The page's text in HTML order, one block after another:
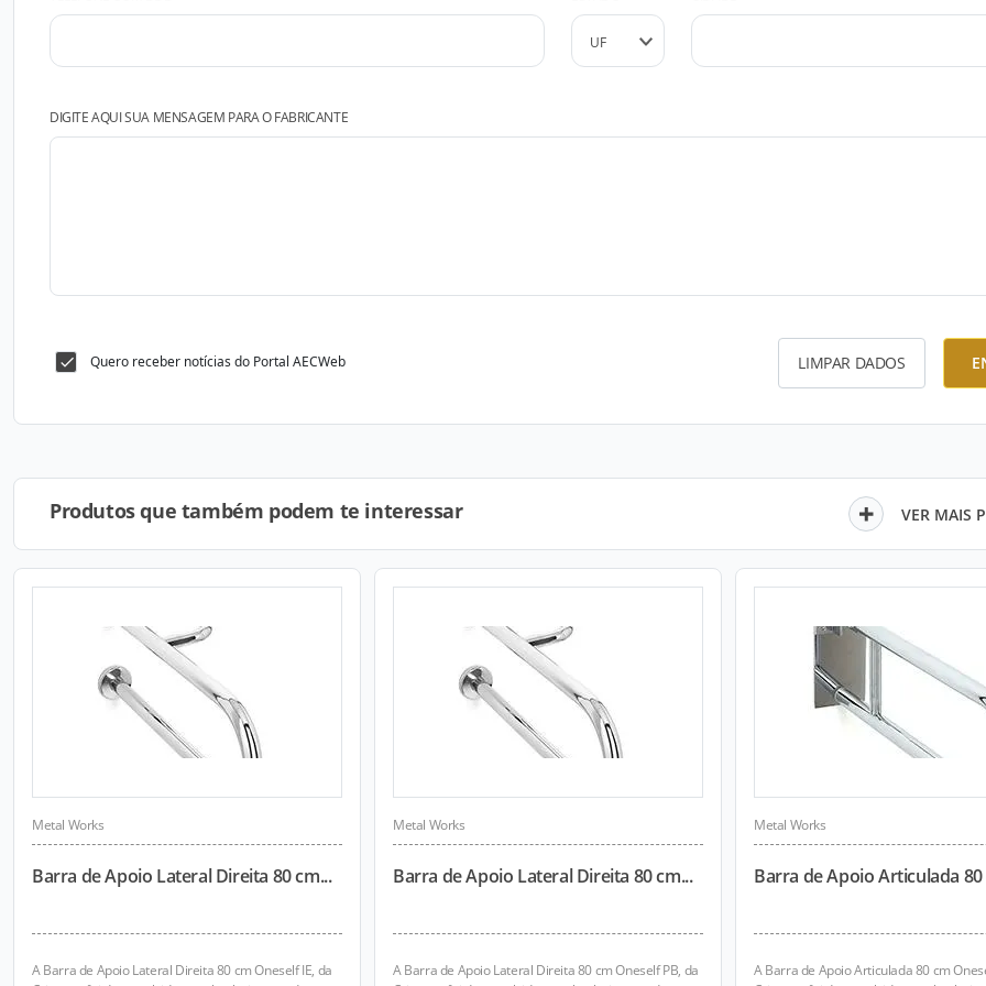
DIGITE AQUI SUA MENSAGEM PARA O FABRICANTE
Quero receber notícias do Portal AECWeb LIMPAR DADOS
Produtos que também podem te interessar VER MAIS
Metal Works
Barra de Apoio Lateral Direita 80 cm...
A Barra de Apoio Lateral Direita 80 cm Oneself IE, da
Metal Works
Barra de Apoio Lateral Direita 80 cm...
A Barra de Apoio Lateral Direita 80 cm Oneself PB, da
Metal Works
Barra de Apoio Articulada 80
A Barra de Apoio Articulada 80 cm